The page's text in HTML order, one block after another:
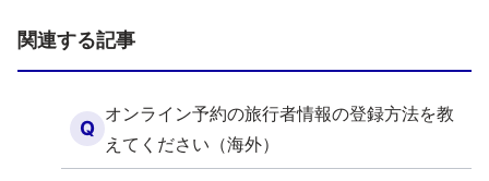
関連する記事
Q
オンライン予約の旅行者情報の登録方法を教
えてください（海外）